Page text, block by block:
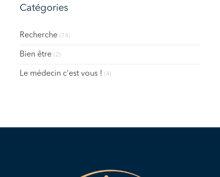
Catégories
Recherche (14)
Bien être (2)
Le médecin c'est vous ! (4)